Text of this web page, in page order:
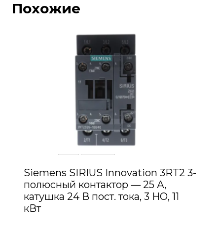
Похожие
Siemens SIRIUS Innovation 3RT2 3-
полюсный контактор — 25 А,
катушка 24 В пост. тока, 3 НО, 11
кВт